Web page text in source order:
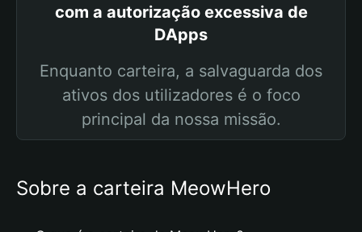
com a autorização excessiva de
DApps
Enquanto carteira, a salvaguarda dos
ativos dos utilizadores é o foco
principal da nossa missão.
Sobre a carteira MeowHero